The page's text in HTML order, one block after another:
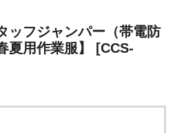
ッフジャンパー（帯電防
夏用作業服】 [CCS-